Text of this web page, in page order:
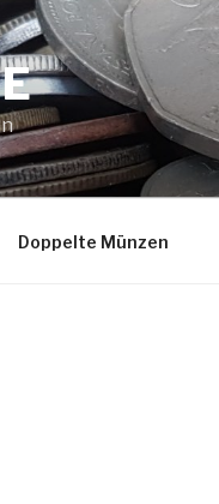
Doppelte Münzen